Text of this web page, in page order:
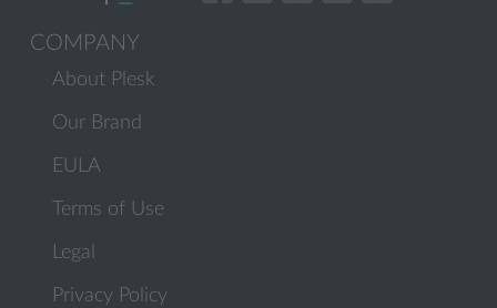
COMPANY
About Plesk
Our Brand
EULA
Terms of Use
Legal
Privacy Policy